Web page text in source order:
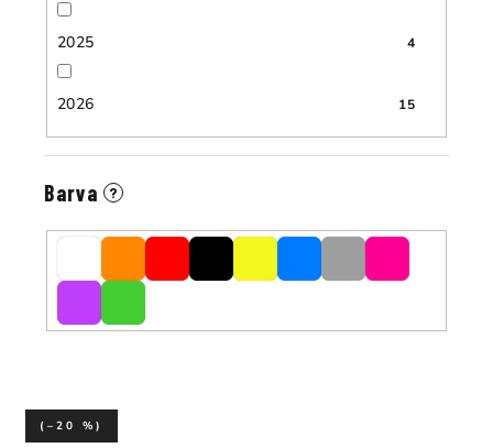
2025 4
2026 15
Barva ?
(–20 %)